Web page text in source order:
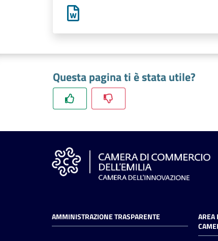
Questa pagina ti è stata utile?
AMMINISTRAZIONE TRASPARENTE
AREA